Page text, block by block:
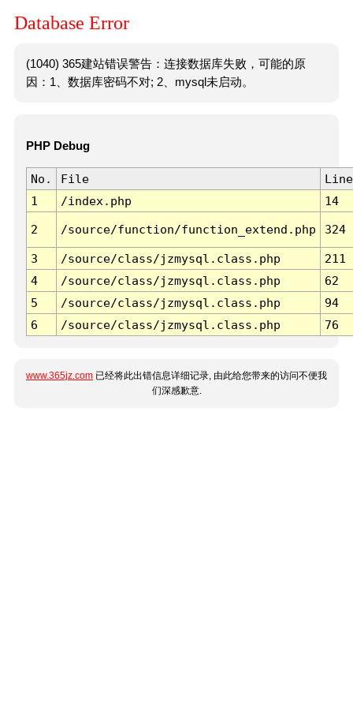
Database Error
(1040) 365建站错误警告：连接数据库失败，可能的原
因：1、数据库密码不对; 2、mysql未启动。
PHP Debug
No. File
Line
1
/index.php 14
2 /source/function/function_extend.php 324
3 /source/class/jzmysql.class.php
211
4
/source/class/jzmysql.class.php
62
5
/source/class/jzmysql.class.php
94
6
/source/class/jzmysql.class.php 76
www.365jz.com 已经将此出错信息详细记录, 由此给您带来的访问不便我
们深感歉意.